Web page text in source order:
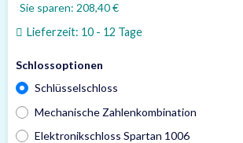
Sie sparen: 208,40 €
Lieferzeit: 10 - 12 Tage
Schlossoptionen
Schlüsselschloss
Mechanische Zahlenkombination
Elektronikschloss Spartan 1006